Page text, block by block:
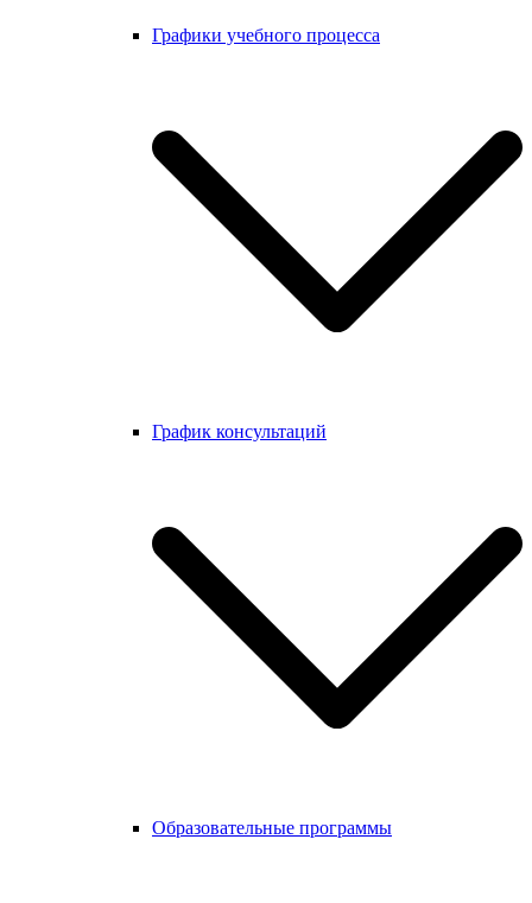
Графики учебного процесса
График консультаций
Образовательные программы